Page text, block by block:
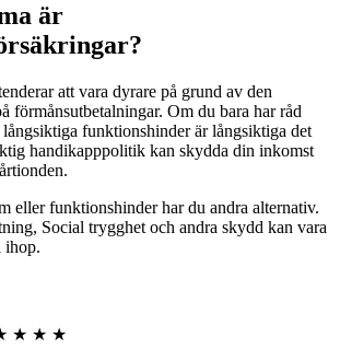
är
att vara dyrare på grund av den
förmånsutbetalningar. Om du bara har råd
funktionshinder är långsiktiga det
handikapppolitik kan skydda din inkomst
eller funktionshinder har du andra alternativ.
Social trygghet och andra skydd kan vara
ihop.
★ ★ ★ ★